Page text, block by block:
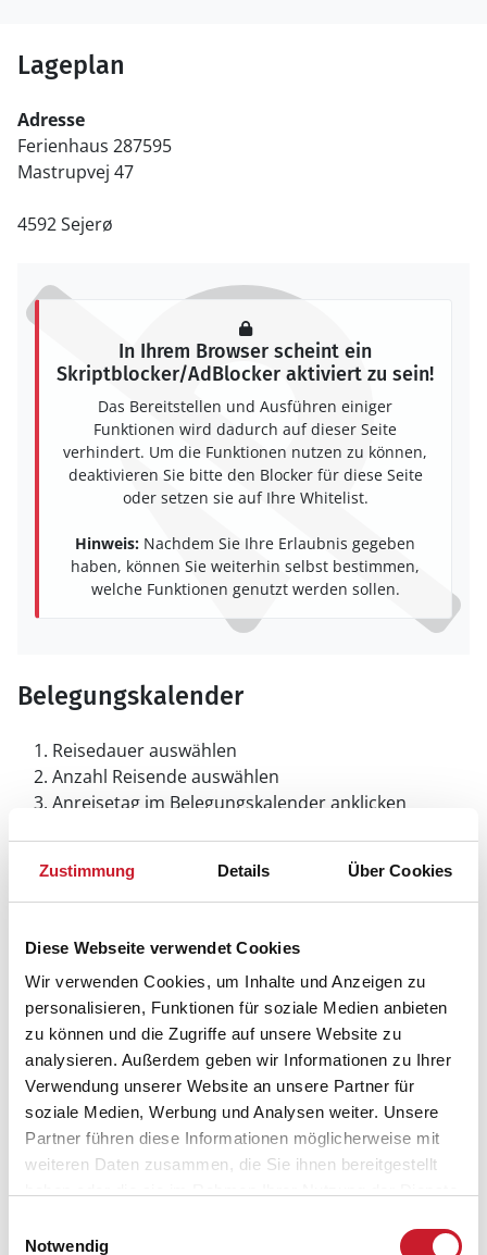
Zustimmung Details Über Cookies
Diese Webseite verwendet Cookies
Wir verwenden Cookies, um Inhalte und Anzeigen zu
personalisieren, Funktionen für soziale Medien anbieten
zu können und die Zugriffe auf unsere Website zu
analysieren. Außerdem geben wir Informationen zu Ihrer
Verwendung unserer Website an unsere Partner für
soziale Medien, Werbung und Analysen weiter. Unsere
Partner führen diese Informationen möglicherweise mit
weiteren Daten zusammen, die Sie ihnen bereitgestellt
Notwendig
Lageplan
Adresse
Ferienhaus 287595
Mastrupvej 47
4592 Sejerø
In Ihrem Browser scheint ein
Skriptblocker/AdBlocker aktiviert zu sein!
Das Bereitstellen und Ausführen einiger
Funktionen wird dadurch auf dieser Seite
verhindert. Um die Funktionen nutzen zu können,
deaktivieren Sie bitte den Blocker für diese Seite
oder setzen sie auf Ihre Whitelist.
Hinweis: Nachdem Sie Ihre Erlaubnis gegeben
haben, können Sie weiterhin selbst bestimmen,
welche Funktionen genutzt werden sollen.
Belegungskalender
Reisedauer auswählen
Anzahl Reisende auswählen
Anreisetag im Belegungskalender anklicken
Reisedauer Anzahl Reisende
Bitte beachten Sie, dass sich bei Änderungen des
Reisezeitraumes auch Änderungen bei der
können.
frei belegt gewählter Zeitraum
2026 1 2 3 4 5 6 7 8 9 10 11
M
D F S S M D M D F S